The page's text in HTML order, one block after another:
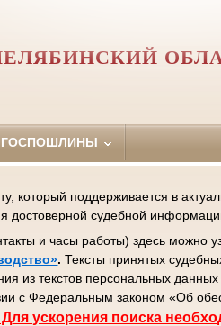
ГОСПОШЛИНЫ
который поддерживается в
достоверной судебной
и часы работы) здесь можно
. Тексты принятых
из текстов персональных
с Федеральным законом «Об
Для ускорения поиска